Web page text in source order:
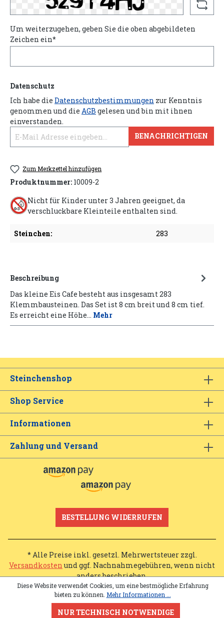
Um weiterzugehen, geben Sie die oben abgebildeten
Zeichen ein*
Datenschutz
Ich habe die Datenschutzbestimmungen zur Kenntnis
genommen und die AGB gelesen und bin mit ihnen
einverstanden.
BENACHRICHTIGEN
Zum Merkzettel hinzufügen
Produktnummer: 10009-2
Nicht für Kinder unter 3 Jahren geeignet, da
verschluckbare Kleinteile enthalten sind.
Steinchen: 283
Beschreibung
Das kleine Eis Cafe besteht aus insgesamt 283
Klemmbausteinen. Das Set ist 8 cm breit und 8 cm tief.
Es erreicht eine Höhe… Mehr
Steinchenshop
Shop Service
Informationen
Zahlung und Versand
BESTELLUNG WIDERRUFEN
* Alle Preise inkl. gesetzl. Mehrwertsteuer zzgl.
Versandkosten und ggf. Nachnahmegebühren, wenn nicht
anders beschrieben.
Diese Website verwendet Cookies, um eine bestmögliche Erfahrung
bieten zu können. Mehr Informationen ...
NUR TECHNISCH NOTWENDIGE